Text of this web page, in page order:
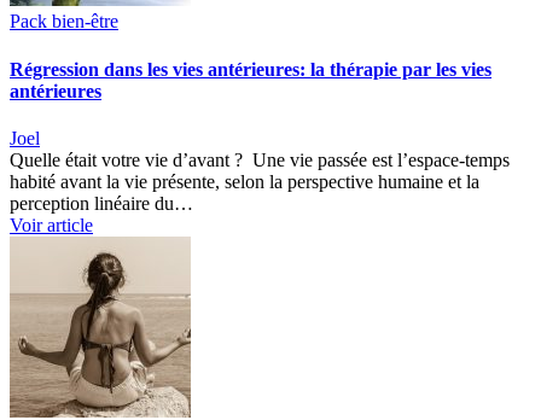
Pack bien-être
Régression dans les vies antérieures: la thérapie par les vies
antérieures
Joel
Quelle était votre vie d’avant ? Une vie passée est l’espace-temps
habité avant la vie présente, selon la perspective humaine et la
perception linéaire du…
Voir article